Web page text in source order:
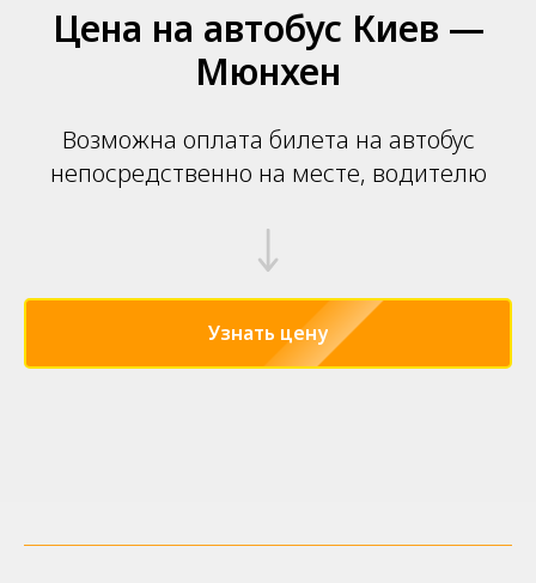
Цена на автобус Киев —
Мюнхен
Возможна оплата билета на автобус
непосредственно на месте, водителю
Узнать цену